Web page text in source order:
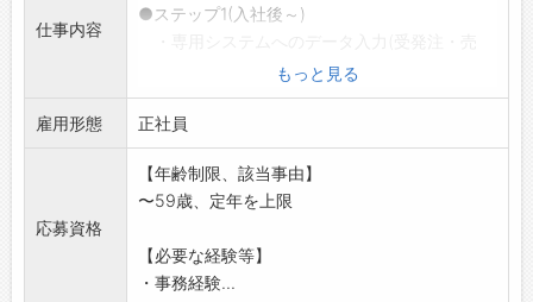
仕事内容
●ステップ1(入社後～)
上・仕入データなど
)
・書類作成、整理、商品の数量、品番チェッ
クなど
●ステップ2(業務に慣れてきたら)
・営業担当への取り次ぎ、納期管理のサポー
・お客様や仕入先様からの電話・メール対応
(簡単な問い合わせ
もっと見る
雇用形態 正社員
応募資格
【年齢制限、該当事由】
〜59歳、定年を上限
【必要な経験等】
・事務経験...